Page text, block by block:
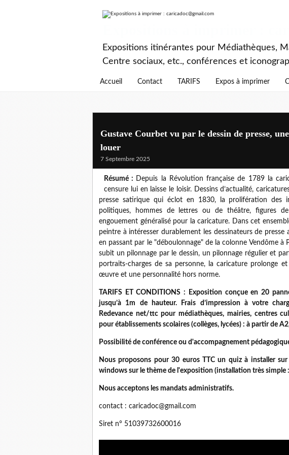
Expositions itinérantes pour Médiathèques,
Centre sociaux, etc., conférences et
Accueil Contact TARIFS Expos à imprimer
Gustave Courbet vu par le dessin de presse,
louer
7 Septembre 2025
Résumé : Depuis la Révolution française de 1789 la
censure lui en laisse le loisir. Dessins d’actualité,
presse satirique qui éclot en 1830, la prolifération des
politiques, hommes de lettres ou de théâtre, figures
engouement généralisé pour la caricature. Dans cet
peintre à intéresser durablement les dessinateurs de
en passant par le "déboulonnage" de la colonne Vendôme à
subit un pilonnage par le dessin, un pilonnage régulier et
portraits-charges de sa personne, la caricature prolonge
œuvre et une personnalité hors norme.
TARIFS ET CONDITIONS : Exposition conçue en 20
jusqu’à 1m de hauteur. Frais d’impression à votre
Redevance net/ttc pour médiathèques, mairies, centres
pour établissements scolaires (collèges, lycées) : à partir de
Possibilité de conférence ou d'accompagnement
Nous proposons pour 30 euros TTC un quiz à installer
windows sur le thème de l'exposition (installation très simple
Nous acceptons les mandats administratifs.
contact : caricadoc@gmail.com
Siret n° 51039732600016